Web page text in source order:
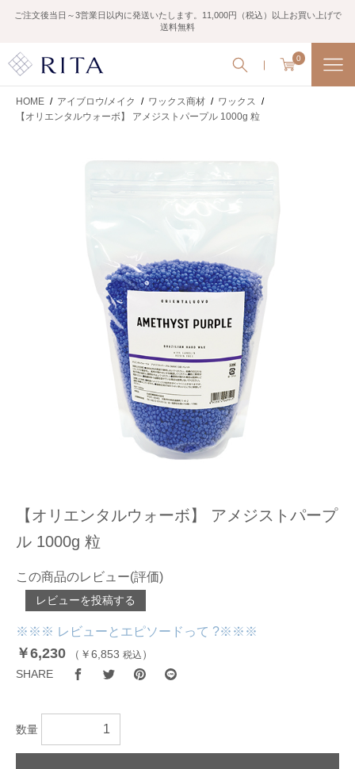
ご注文後当日～3営業日以内に発送いたします。11,000円（税込）以上お買い上げで
送料無料
0
HOME / アイブロウ/メイク / ワックス商材 / ワックス /
【オリエンタルウォーボ】 アメジストパープル 1000g 粒
【オリエンタルウォーボ】 アメジストパープ
ル 1000g 粒
この商品のレビュー(評価)
レビューを投稿する
※※※ レビューとエピソードって ?※※※
￥6,230 （ ￥6,853 税込 ）
SHARE
数量